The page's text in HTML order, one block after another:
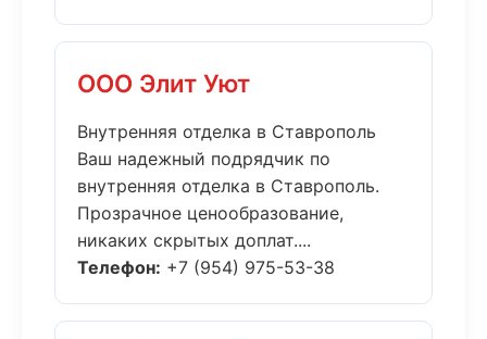
ООО Элит Уют
Внутренняя отделка в Ставрополь
Ваш надежный подрядчик по
внутренняя отделка в Ставрополь.
Прозрачное ценообразование,
никаких скрытых доплат....
Телефон: +7 (954) 975-53-38